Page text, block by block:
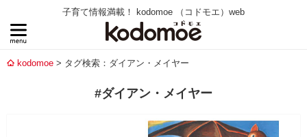
子育て情報満載！ kodomoe （コドモエ）web
kodomoe タグ検索：ダイアン・メイヤー
#ダイアン・メイヤー